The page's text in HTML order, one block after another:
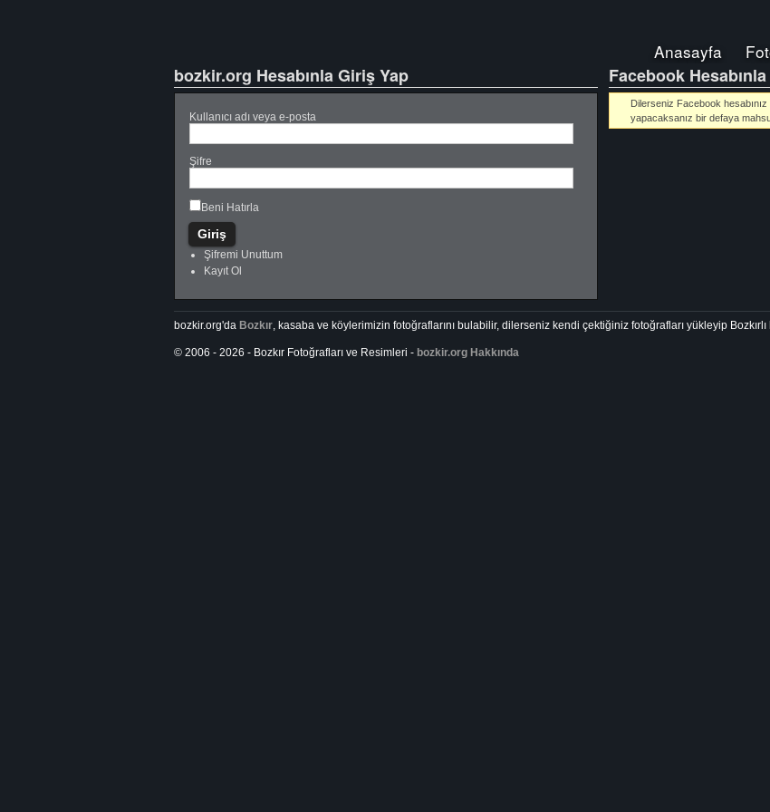
Anasayfa
bozkir.org Hesabınla Giriş Yap
Kullanıcı adı veya e-posta
Şifre
Beni Hatırla
Şifremi Unuttum
Kayıt Ol
Facebook
Dilerseniz Facebook
yapacaksanız bir defaya
bozkir.org'da Bozkır, kasaba ve köylerimizin fotoğraflarını bulabilir, dilerseniz kendi çektiğiniz fotoğrafları yükleyip
© 2006 - 2026 - Bozkır Fotoğrafları ve Resimleri - bozkir.org Hakkında